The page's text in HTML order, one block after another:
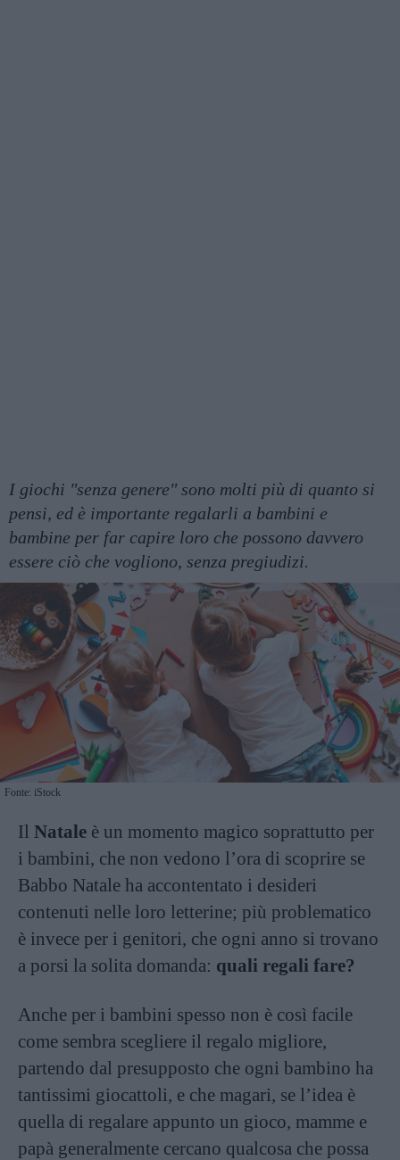
I giochi "senza genere" sono molti più di quanto si
pensi, ed è importante regalarli a bambini e
bambine per far capire loro che possono davvero
essere ciò che vogliono, senza pregiudizi.
Fonte: iStock
Il Natale è un momento magico soprattutto per
i bambini, che non vedono l’ora di scoprire se
Babbo Natale ha accontentato i desideri
contenuti nelle loro letterine; più problematico
è invece per i genitori, che ogni anno si trovano
a porsi la solita domanda: quali regali fare?
Anche per i bambini spesso non è così facile
come sembra scegliere il regalo migliore,
partendo dal presupposto che ogni bambino ha
tantissimi giocattoli, e che magari, se l’idea è
quella di regalare appunto un gioco, mamme e
papà generalmente cercano qualcosa che possa